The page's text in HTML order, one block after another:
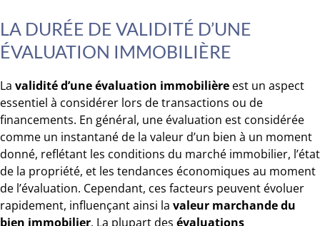
LA DURÉE DE VALIDITÉ D’UNE
ÉVALUATION IMMOBILIÈRE
La validité d’une évaluation immobilière est un aspect
essentiel à considérer lors de transactions ou de
financements. En général, une évaluation est considérée
comme un instantané de la valeur d’un bien à un moment
donné, reflétant les conditions du marché immobilier, l’état
de la propriété, et les tendances économiques au moment
de l’évaluation. Cependant, ces facteurs peuvent évoluer
rapidement, influençant ainsi la valeur marchande du
bien immobilier. La plupart des évaluations